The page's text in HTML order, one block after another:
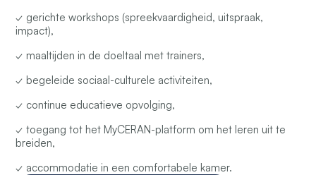
✓ gerichte workshops (spreekvaardigheid, uitspraak,
impact),
✓ maaltijden in de doeltaal met trainers,
✓ begeleide sociaal-culturele activiteiten,
✓ continue educatieve opvolging,
✓ toegang tot het MyCERAN-platform om het leren uit te
breiden,
✓ accommodatie in een comfortabele kamer.